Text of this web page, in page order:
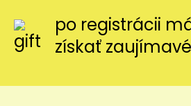
po registrácii
získať